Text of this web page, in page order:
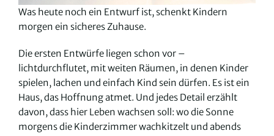
Was heute noch ein Entwurf ist, schenkt Kindern
morgen ein sicheres Zuhause.
Die ersten Entwürfe liegen schon vor –
lichtdurchflutet, mit weiten Räumen, in denen Kinder
spielen, lachen und einfach Kind sein dürfen. Es ist ein
Haus, das Hoffnung atmet. Und jedes Detail erzählt
davon, dass hier Leben wachsen soll: wo die Sonne
morgens die Kinderzimmer wachkitzelt und abends